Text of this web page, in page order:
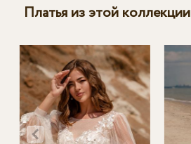
Платья из этой коллекции